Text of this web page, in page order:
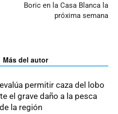
Boric en la Casa Blanca la
próxima semana
Más del autor
permitir caza del lobo
el grave daño a la pesca
la región